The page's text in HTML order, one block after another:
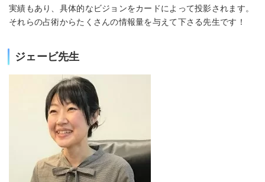
実績もあり、具体的なビジョンをカードによって投影されます。
それらの占術からたくさんの情報量を与えて下さる先生です！
ジェービ先生